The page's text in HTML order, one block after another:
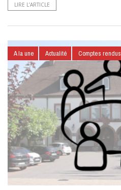
LIRE L’ARTICLE
A la une Actualité Comptes rendus